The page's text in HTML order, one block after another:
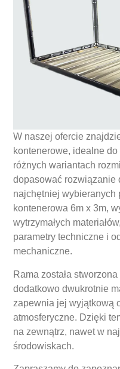
W naszej ofercie
kontenerowe, idealne
różnych wariantach
dopasować rozwiązanie
najchętniej wybieranych
kontenerowa 6m x 3m,
wytrzymałych
parametry techniczne i
mechaniczne.
Rama została
dodatkowo dwukrotnie
zapewnia jej wyjątkową
atmosferyczne. Dzięki
na zewnątrz, nawet w
środowiskach.